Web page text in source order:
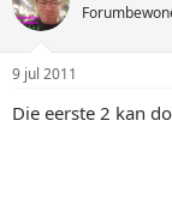
9 jul 2011
Die eerste 2 kan